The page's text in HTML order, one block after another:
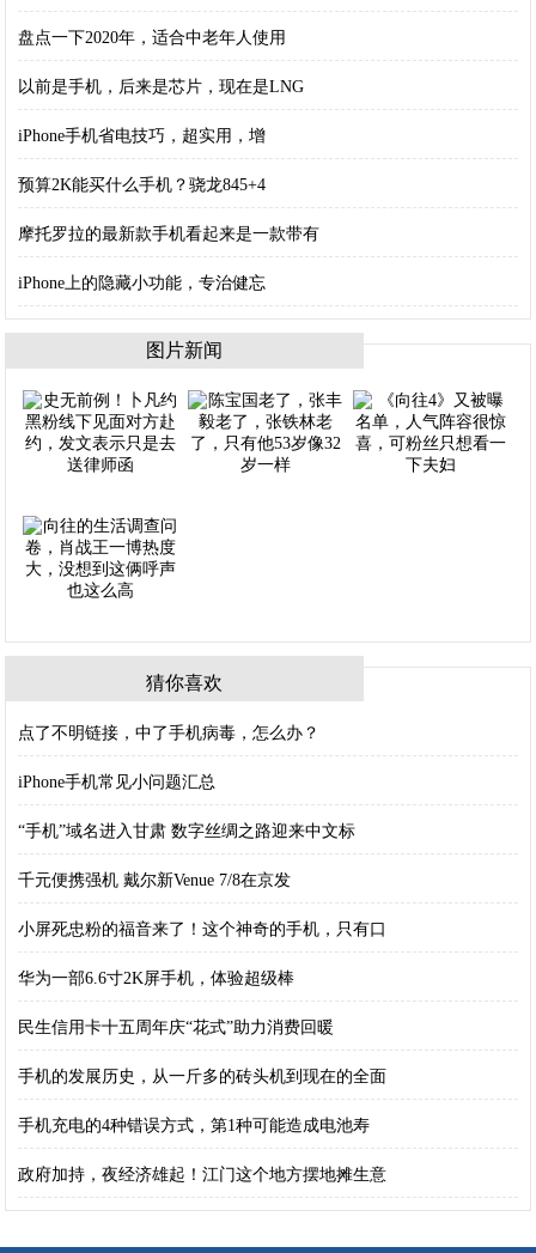
盘点一下2020年，适合中老年人使用
以前是手机，后来是芯片，现在是LNG
iPhone手机省电技巧，超实用，增
预算2K能买什么手机？骁龙845+4
摩托罗拉的最新款手机看起来是一款带有
iPhone上的隐藏小功能，专治健忘
图片新闻
猜你喜欢
点了不明链接，中了手机病毒，怎么办？
iPhone手机常见小问题汇总
“手机”域名进入甘肃 数字丝绸之路迎来中文标
千元便携强机 戴尔新Venue 7/8在京发
小屏死忠粉的福音来了！这个神奇的手机，只有口
华为一部6.6寸2K屏手机，体验超级棒
民生信用卡十五周年庆“花式”助力消费回暖
手机的发展历史，从一斤多的砖头机到现在的全面
手机充电的4种错误方式，第1种可能造成电池寿
政府加持，夜经济雄起！江门这个地方摆地摊生意